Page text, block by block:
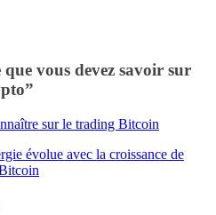
que vous devez savoir sur
”
sur le trading Bitcoin
évolue avec la croissance de